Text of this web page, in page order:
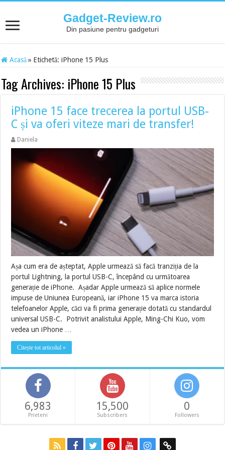
Gadget-Review.ro
Din pasiune pentru gadgeturi
Acasă » Etichetă:iPhone 15 Plus
Tag Archives: iPhone 15 Plus
iPhone 15 face trecerea la portul USB-
C și va oferi viteze mari de transfer!
Daniela
Așa cum era de așteptat, Apple urmează să facă tranziția de la
portul Lightning, la portul USB-C, începând cu următoarea
generație de iPhone. Așadar Apple urmează să aplice normele
impuse de Uniunea Europeană, iar iPhone 15 va marca istoria
telefoanelor Apple, căci va fi prima generație dotată cu standardul
universal USB-C. Potrivit analistului Apple, Ming-Chi Kuo, vom
vedea un iPhone …
Citește tot articolul »
6,983
Prieteni
15,500
Subscribers
0
Followers